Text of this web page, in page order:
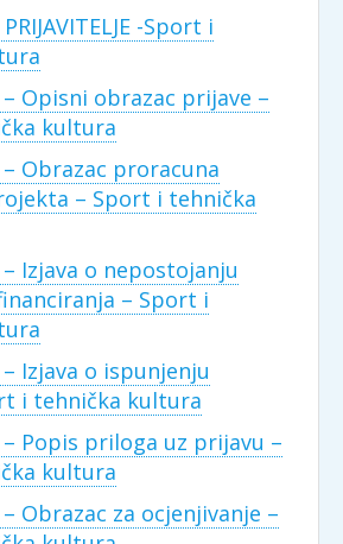
-Sport i
Opisni obrazac prijave –
kultura
Obrazac proracuna
– Sport i tehnička
Izjava o nepostojanju
– Sport i
Izjava o ispunjenju
i tehnička kultura
– Popis priloga uz prijavu –
kultura
Obrazac za ocjenjivanje –